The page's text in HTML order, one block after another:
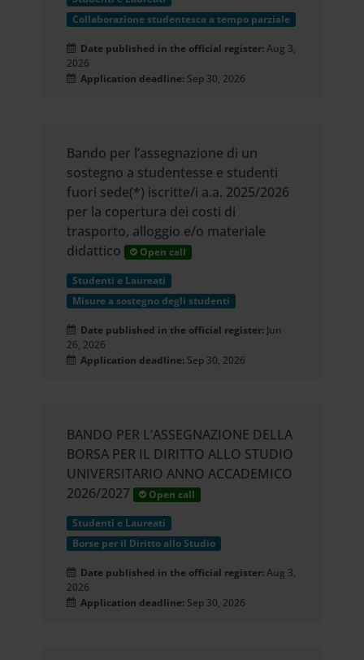
inoltre informazioni sul modo in cui
utilizzi il nostro sito con i nostri
media, i quali potrebbero
combinarle con altre informazioni
che hai fornito loro o che hanno
raccolto dal tuo utilizzo dei loro
servizi.
Collaborazione studentesca a tempo parziale
Date published in the official register:Aug 3,
2026
Application deadline: Sep 30, 2026
Bando per l’assegnazione di un
sostegno a studentesse e studenti
fuori sede(*) iscritte/i a.a. 2025/2026
per la copertura dei costi di
trasporto, alloggio e/o materiale
didattico
Open call
Studenti e Laureati
Misure a sostegno degli studenti
Date published in the official register: Jun
26, 2026
Application deadline: Sep 30, 2026
BANDO PER L’ASSEGNAZIONE DELLA
BORSA PER IL DIRITTO ALLO STUDIO
UNIVERSITARIO ANNO ACCADEMICO
2026/2027
Open call
Studenti e Laureati
Borse per il Diritto allo Studio
Date published in the official register:Aug 3,
2026
Application deadline: Sep 30, 2026